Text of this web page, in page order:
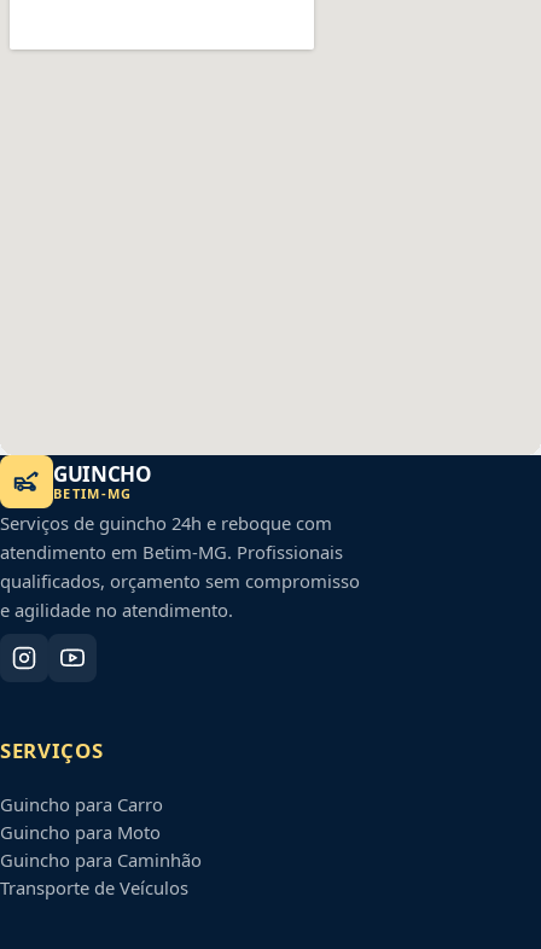
GUINCHO
BETIM-MG
Serviços de guincho 24h e reboque com
atendimento em Betim-MG. Profissionais
qualificados, orçamento sem compromisso
e agilidade no atendimento.
SERVIÇOS
Guincho para Carro
Guincho para Moto
Guincho para Caminhão
Transporte de Veículos